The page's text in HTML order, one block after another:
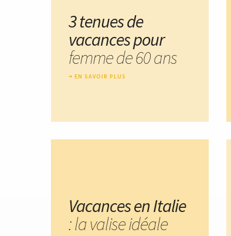
3 tenues de
vacances pour
femme de 60 ans
EN SAVOIR PLUS
Vacances en Italie
: la valise idéale